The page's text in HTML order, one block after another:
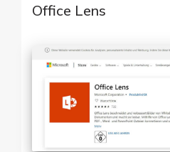
Office Lens